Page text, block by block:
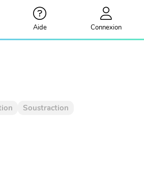
Aide Connexion
Soustraction